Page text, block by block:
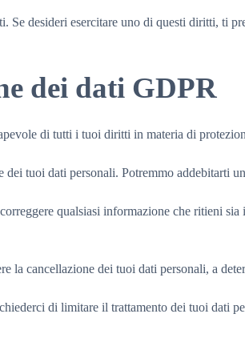
Se desideri esercitare uno di questi diritti, ti
dei dati GDPR
di tutti i tuoi diritti in materia di
tuoi dati personali. Potremmo addebitarti
qualsiasi informazione che ritieni
la cancellazione dei tuoi dati personali, a
di limitare il trattamento dei tuoi dati